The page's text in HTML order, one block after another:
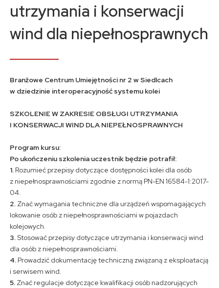
utrzymania i konserwacji
wind dla niepełnosprawnych
Branżowe Centrum Umiejętności nr 2 w Siedlcach
w dziedzinie interoperacyjność systemu kolei
SZKOLENIE W ZAKRESIE OBSŁUGI UTRZYMANIA
I KONSERWACJI WIND DLA NIEPEŁNOSPRAWNYCH
Program kursu:
Po ukończeniu szkolenia uczestnik będzie potrafił:
1. Rozumieć przepisy dotyczące dostępności kolei dla osób
z niepełnosprawnościami zgodnie z normą PN-EN 16584-1:2017-
04.
2. Znać wymagania techniczne dla urządzeń wspomagających
lokowanie osób z niepełnosprawnościami w pojazdach
kolejowych.
3.Stosować przepisy dotyczące utrzymania i konserwacji wind
dla osób z niepełnosprawnościami.
4. Prowadzić dokumentację techniczną związaną z eksploatacją
i serwisem wind.
5. Znać regulacje dotyczące kwalifikacji osób nadzorujących